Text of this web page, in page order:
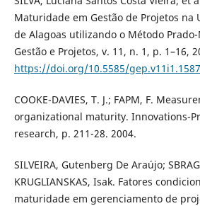
Maturidade em Gestão de Projetos na
de Alagoas utilizando o Método Prado-
Gestão e Projetos, v. 11, n. 1, p. 1–16,
https://doi.org/10.5585/
COOKE-DAVIES, T. J.; FAPM, F.
organizational maturity. Innovations-
research, p. 211-28. 2004.
SILVEIRA, Gutenberg De Araújo;
KRUGLIANSKAS, Isak. Fatores
maturidade em gerenciamento de